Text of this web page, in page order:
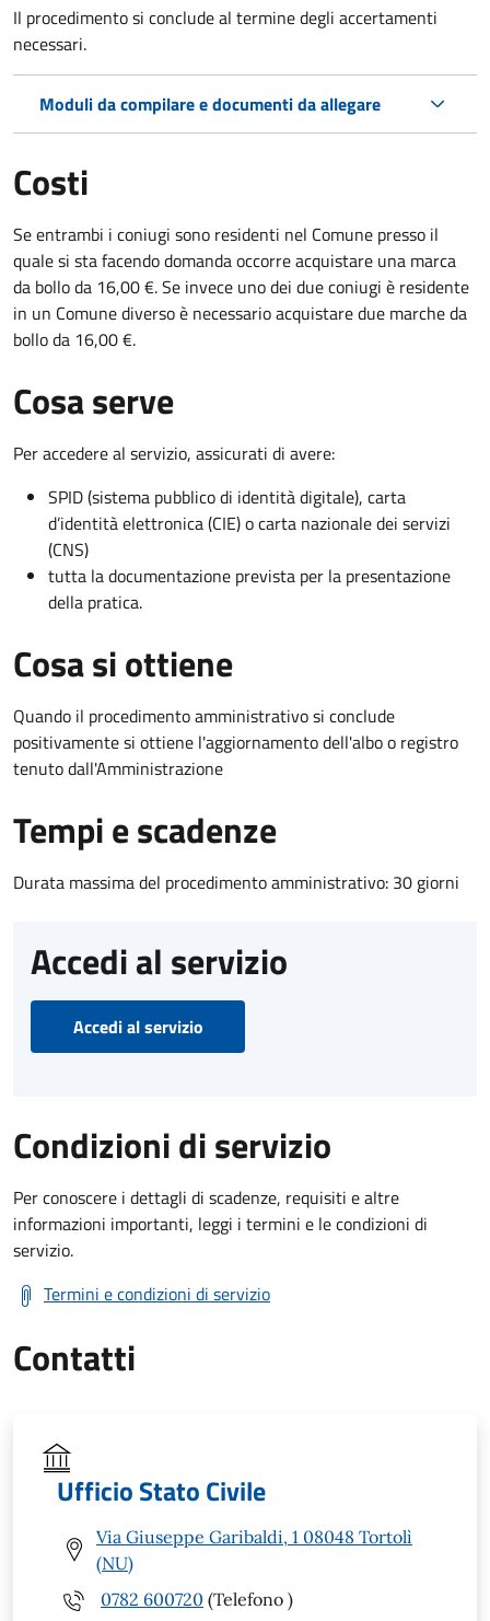
Il procedimento si conclude al termine degli accertamenti
necessari.
Moduli da compilare e documenti da allegare
Costi
Se entrambi i coniugi sono residenti nel Comune presso il
quale si sta facendo domanda occorre acquistare una marca
da bollo da 16,00 €. Se invece uno dei due coniugi è residente
in un Comune diverso è necessario acquistare due marche da
bollo da 16,00 €.
Cosa serve
Per accedere al servizio, assicurati di avere:
SPID (sistema pubblico di identità digitale), carta
d’identità elettronica (CIE) o carta nazionale dei servizi
(CNS)
tutta la documentazione prevista per la presentazione
della pratica.
Cosa si ottiene
Quando il procedimento amministrativo si conclude
positivamente si ottiene l'aggiornamento dell'albo o registro
tenuto dall'Amministrazione
Tempi e scadenze
Durata massima del procedimento amministrativo: 30 giorni
Accedi al servizio
Accedi al servizio
Condizioni di servizio
Per conoscere i dettagli di scadenze, requisiti e altre
informazioni importanti, leggi i termini e le condizioni di
servizio.
Termini e condizioni di servizio
Contatti
Ufficio Stato Civile
Via Giuseppe Garibaldi, 1 08048 Tortolì
(NU)
0782 600720 (Telefono )